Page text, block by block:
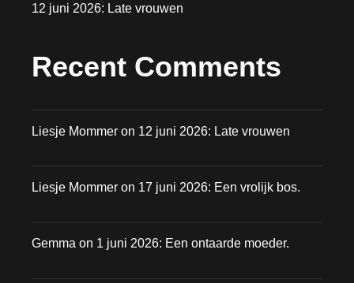
12 juni 2026: Late vrouwen
Recent Comments
Liesje Mommer on 12 juni 2026: Late vrouwen
Liesje Mommer on 17 juni 2026: Een vrolijk bos.
Gemma on 1 juni 2026: Een ontaarde moeder.